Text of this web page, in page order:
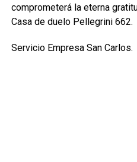
comprometerá la eterna
Casa de duelo Pellegrini 662.
Servicio Empresa San Carlos.